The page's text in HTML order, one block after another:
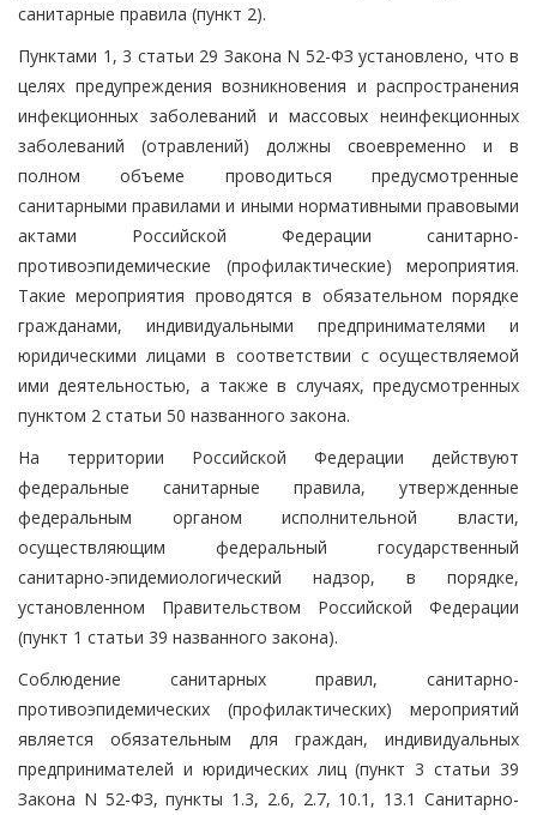
санитарные правила (пункт 2).
Пунктами 1, 3 статьи 29 Закона N 52-ФЗ установлено, что в
целях предупреждения возникновения и распространения
инфекционных заболеваний и массовых неинфекционных
заболеваний (отравлений) должны своевременно и в
полном объеме проводиться предусмотренные
санитарными правилами и иными нормативными правовыми
актами Российской Федерации санитарно-
противоэпидемические (профилактические) мероприятия.
Такие мероприятия проводятся в обязательном порядке
гражданами, индивидуальными предпринимателями и
юридическими лицами в соответствии с осуществляемой
ими деятельностью, а также в случаях, предусмотренных
пунктом 2 статьи 50 названного закона.
На территории Российской Федерации действуют
федеральные санитарные правила, утвержденные
федеральным органом исполнительной власти,
осуществляющим федеральный государственный
санитарно-эпидемиологический надзор, в порядке,
установленном Правительством Российской Федерации
(пункт 1 статьи 39 названного закона).
Соблюдение санитарных правил, санитарно-
противоэпидемических (профилактических) мероприятий
является обязательным для граждан, индивидуальных
предпринимателей и юридических лиц (пункт 3 статьи 39
Закона N 52-ФЗ, пункты 1.3, 2.6, 2.7, 10.1, 13.1 Санитарно-